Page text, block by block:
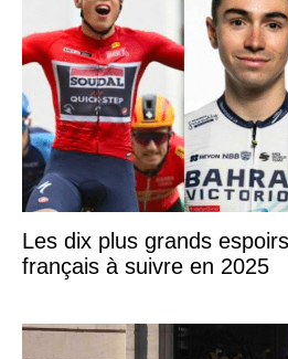
Les dix plus grands
français à suivre en 2025